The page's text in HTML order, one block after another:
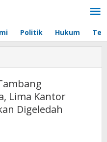
Politik Hukum
Lima Kantor
Digeledah